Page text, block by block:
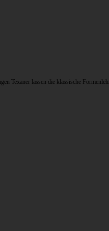
Texaner lassen die klassische